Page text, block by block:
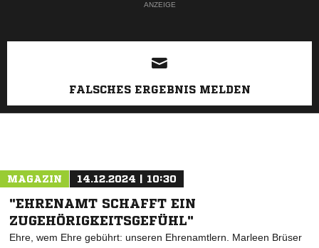
ANZEIGE
FALSCHES ERGEBNIS MELDEN
MAGAZIN 14.12.2024 | 10:30
"EHRENAMT SCHAFFT EIN
ZUGEHÖRIGKEITSGEFÜHL"
Ehre, wem Ehre gebührt: unseren Ehrenamtlern. Marleen Brüser